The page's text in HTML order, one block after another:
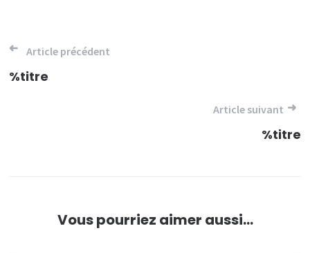
Navigation
de
Article précédent
%titre
Article suivant
%titre
Vous pourriez aimer aussi...